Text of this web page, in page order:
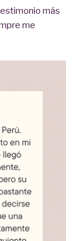
más
me